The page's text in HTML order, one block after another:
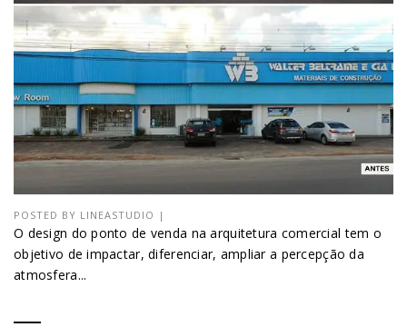
POSTED BY LINEASTUDIO |
O design do ponto de venda na arquitetura comercial tem o
objetivo de impactar, diferenciar, ampliar a percepção da
atmosfera...